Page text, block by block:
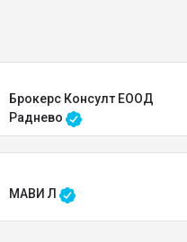
Брокерс Консулт ЕООД
Раднево
МАВИ Л